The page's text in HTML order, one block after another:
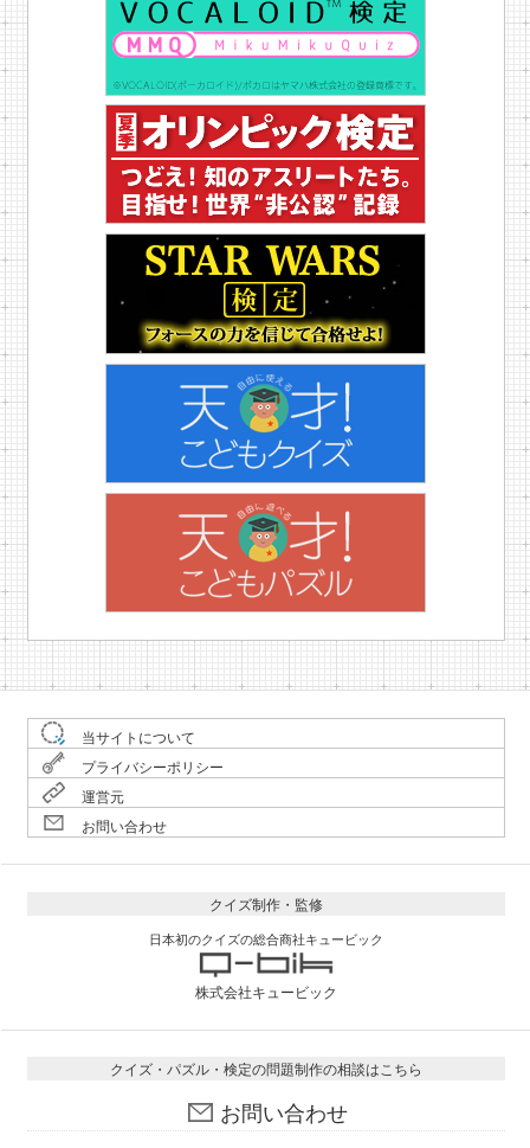
当サイトについて
プライバシーポリシー
運営元
お問い合わせ
クイズ制作・監修
日本初のクイズの総合商社キュービック
株式会社キュービック
クイズ・パズル・検定の問題制作の相談はこちら
お問い合わせ